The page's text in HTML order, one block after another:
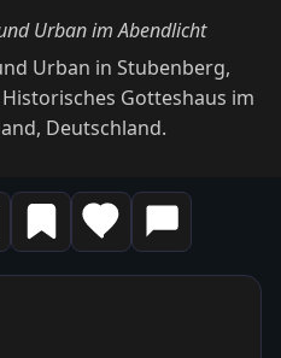
Urban im Abendlicht
Urban in Stubenberg,
Gotteshaus im
Deutschland.